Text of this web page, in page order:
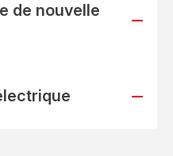
de nouvelle